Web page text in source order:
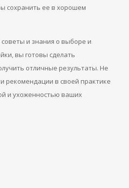
сохранить ее в хорошем
и знания о выборе и
вы готовы сделать
отличные результаты. Не
рекомендации в своей практике
и ухоженностью ваших